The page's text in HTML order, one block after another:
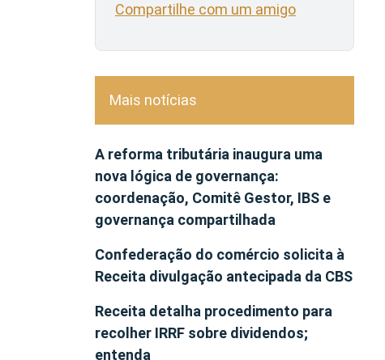
Compartilhe com um amigo
Mais notícias
A reforma tributária inaugura uma
nova lógica de governança:
coordenação, Comitê Gestor, IBS e
governança compartilhada
Confederação do comércio solicita à
Receita divulgação antecipada da CBS
Receita detalha procedimento para
recolher IRRF sobre dividendos;
entenda